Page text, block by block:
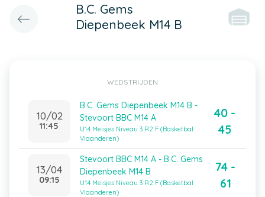
B.C. Gems
Diepenbeek M14 B
WEDSTRIJDEN
10/02
11:45
B.C. Gems Diepenbeek M14 B -
Stevoort BBC M14 A
U14 Meisjes Niveau 3 R2 F (Basketbal
Vlaanderen)
40 -
45
13/04
09:15
Stevoort BBC M14 A - B.C. Gems
Diepenbeek M14 B
U14 Meisjes Niveau 3 R2 F (Basketbal
Vlaanderen)
74 -
61